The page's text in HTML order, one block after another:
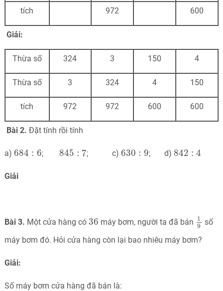
tích 972 600
Giải:
Thừa số 324 3 150 4
Thừa số 3 324 4 150
tích 972 972 600 600
Bài 2. Đặt tính rồi tính
a) 684 : 6
684 :6 ; 845 : 7
845 :7 ; c)630 : 9
630 :9 ; d) 842 : 4
842 :4
Giải
Bài 3. Một cửa hàng có 36
36 máy bơm, người ta đã bán 1
9
1
số
máy bơm đó. Hỏi cửa hàng còn lại bao nhiêu máy bơm?
Giải:
Số máy bơm cửa hàng đã bán là: